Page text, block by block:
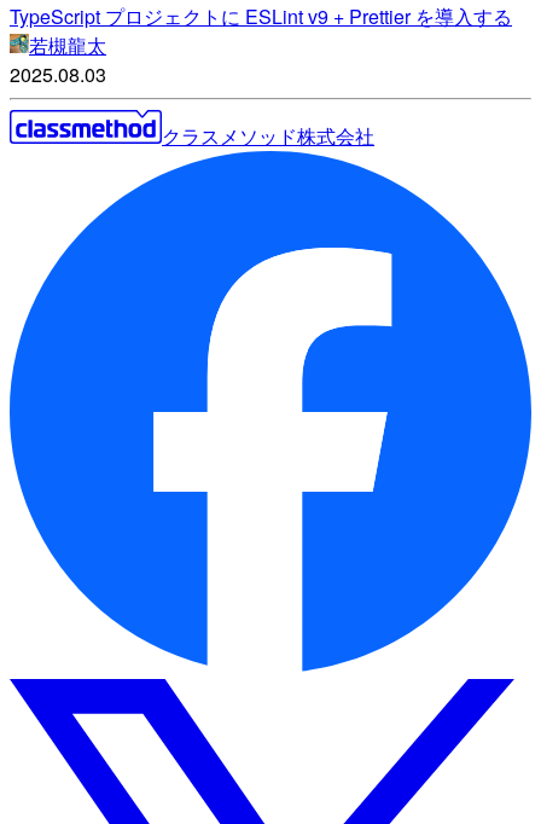
TypeScript プロジェクトに ESLint v9 + Prettier を導入する
若槻龍太
2025.08.03
クラスメソッド株式会社